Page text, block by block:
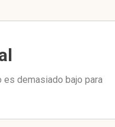
demasiado bajo para